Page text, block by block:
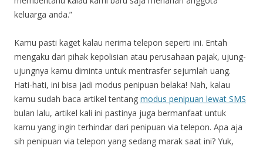
keluarga anda.”
Kamu pasti kaget kalau nerima telepon seperti ini. Entah
mengaku dari pihak kepolisian atau perusahaan pajak, ujung-
ujungnya kamu diminta untuk mentrasfer sejumlah uang.
Hati-hati, ini bisa jadi modus penipuan belaka! Nah, kalau
kamu sudah baca artikel tentang modus penipuan lewat SMS
bulan lalu, artikel kali ini pastinya juga bermanfaat untuk
kamu yang ingin terhindar dari penipuan via telepon. Apa aja
sih penipuan via telepon yang sedang marak saat ini? Yuk,